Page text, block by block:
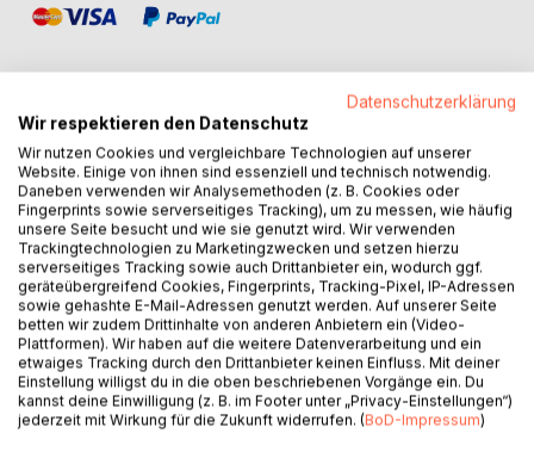
BESCHREIBUNG
Wie die Maden haben sich „die Jungs“ Mr. D, Mr. Z und Mr.
Mr. in ihrem Leben eingerichtet. Sie geben nichts auf die
Konventionen der Gesellschaft und leben so, wie sie
wollen, in den Tag hinein. Saufen, kiffen, vögeln, das ist
ihnen genug.
Damit fahren sie nicht immer reibungslos, denn ihr
akademisches Milieu nimmt abweichendes Verhalten nicht
ohne Gegenwehr hin. Bei Mr. D spitzt sich zum Ende seines
Studiums dieser Konflikt zu und eine Entscheidung über
Datenschutzerklärung
Wir respektieren den Datenschutz
Wir nutzen Cookies und vergleichbare Technologien auf unserer
Website. Einige von ihnen sind essenziell und technisch notwendig.
Daneben verwenden wir Analysemethoden (z. B. Cookies oder
Fingerprints sowie serverseitiges Tracking), um zu messen, wie häufig
unsere Seite besucht und wie sie genutzt wird. Wir verwenden
Trackingtechnologien zu Marketingzwecken und setzen hierzu
serverseitiges Tracking sowie auch Drittanbieter ein, wodurch ggf.
geräteübergreifend Cookies, Fingerprints, Tracking-Pixel, IP-Adressen
sowie gehashte E-Mail-Adressen genutzt werden. Auf unserer Seite
betten wir zudem Drittinhalte von anderen Anbietern ein (Video-
Plattformen). Wir haben auf die weitere Datenverarbeitung und ein
etwaiges Tracking durch den Drittanbieter keinen Einfluss. Mit deiner
Einstellung willigst du in die oben beschriebenen Vorgänge ein. Du
kannst deine Einwilligung (z. B. im Footer unter „Privacy-Einstellungen“)
jederzeit mit Wirkung für die Zukunft widerrufen. (BoD-Impressum)